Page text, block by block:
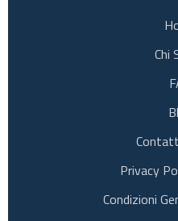
Chi
Privacy
Condizioni